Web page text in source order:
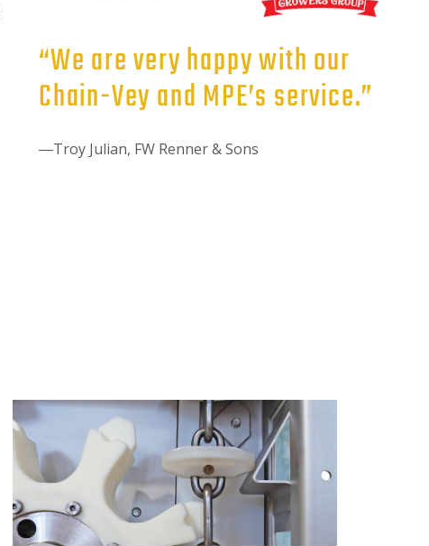
“We are very happy with our
Chain-Vey and MPE’s service.”
―Troy Julian, FW Renner & Sons